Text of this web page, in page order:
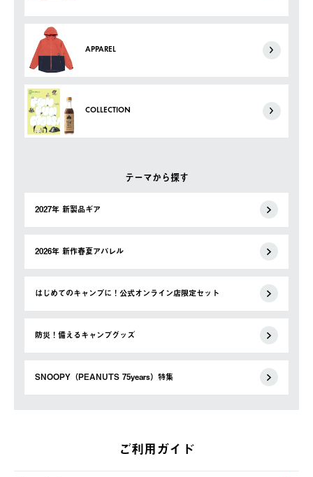
APPAREL
COLLECTION
テーマから探す
2027年 新製品ギア
2026年 新作春夏アパレル
はじめてのキャンプに！公式オンライン店限定セット
防災！備えるキャンプグッズ
SNOOPY（PEANUTS 75years）特集
ご利用ガイド